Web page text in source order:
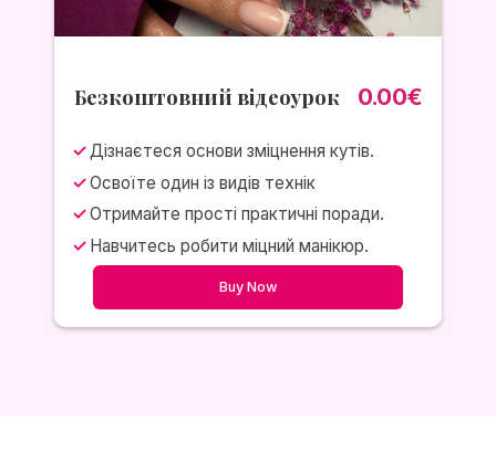
Безкоштовний відеоурок 0.00€
Дізнаєтеся основи зміцнення кутів.
Освоїте один із видів технік
Отримайте прості практичні поради.
Навчитесь робити міцний манікюр.
Buy Now